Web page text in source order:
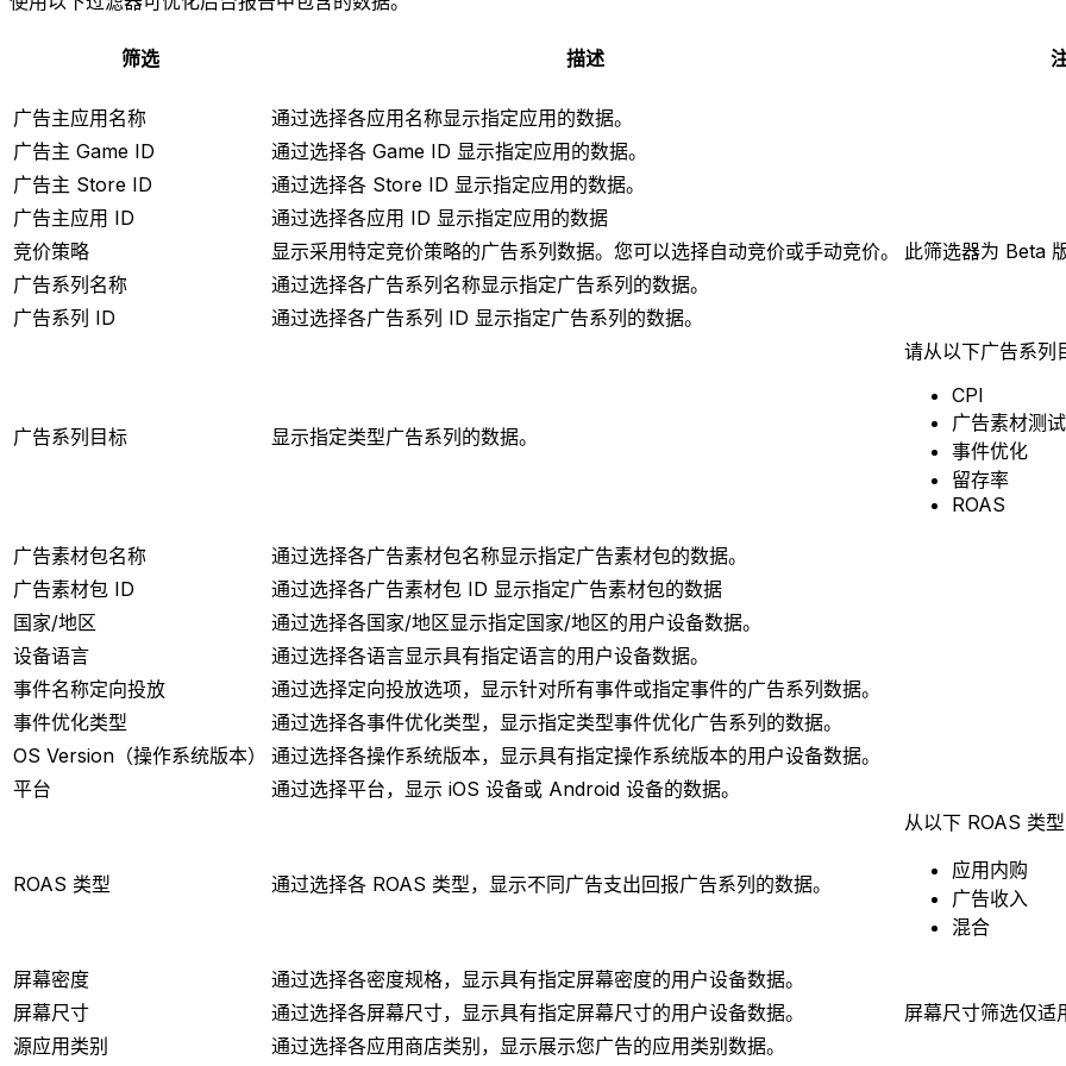
筛选 描述
广告主应用名称
通过选择各应用名称显示指定应用的数据。
广告主 Game ID
通过选择各 Game ID 显示指定应用的数据。
广告主 Store ID
通过选择各 Store ID 显示指定应用的数据。
广告主应用 ID
通过选择各应用 ID 显示指定应用的数据
竞价策略
显示采用特定竞价策略的广告系列数据。您可以选择自动竞价或手动竞价。
此筛选器为 Beta 版
广告系列名称
通过选择各广告系列名称显示指定广告系列的数据。
广告系列 ID
通过选择各广告系列 ID 显示指定广告系列的数据。
广告系列目标 显示指定类型广告系列的数据。
请从以下广告系列
CPI
广告素材测试
事件优化
留存率
ROAS
广告素材包名称
通过选择各广告素材包名称显示指定广告素材包的数据。
广告素材包 ID
通过选择各广告素材包 ID 显示指定广告素材包的数据
国家/地区
通过选择各国家/地区显示指定国家/地区的用户设备数据。
设备语言
通过选择各语言显示具有指定语言的用户设备数据。
事件名称定向投放
通过选择定向投放选项，显示针对所有事件或指定事件的广告系列数据。
事件优化类型
通过选择各事件优化类型，显示指定类型事件优化广告系列的数据。
OS Version（操作系统版本）
通过选择各操作系统版本，显示具有指定操作系统版本的用户设备数据。
平台
通过选择平台，显示 iOS 设备或 Android 设备的数据。
ROAS 类型 通过选择各 ROAS 类型，显示不同广告支出回报广告系列的数据。
从以下 ROAS 类型
应用内购
广告收入
混合
屏幕密度
通过选择各密度规格，显示具有指定屏幕密度的用户设备数据。
屏幕尺寸
通过选择各屏幕尺寸，显示具有指定屏幕尺寸的用户设备数据。
屏幕尺寸筛选仅适
源应用类别
通过选择各应用商店类别，显示展示您广告的应用类别数据。